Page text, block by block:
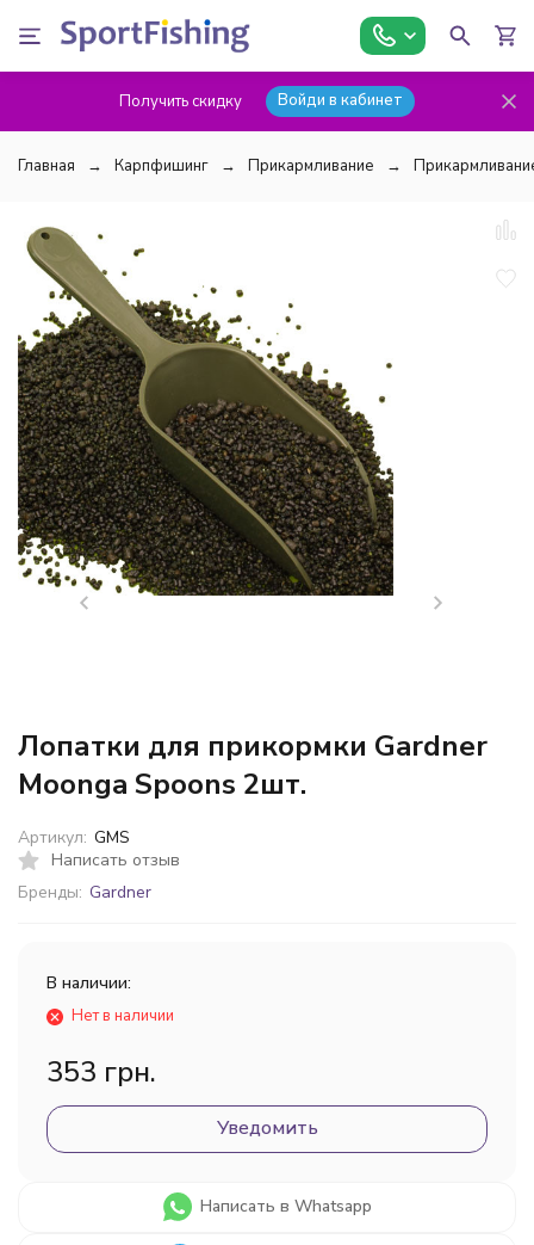
Получить скидку Войди в кабинет
Главная Карпфишинг Прикармливание
Лопатки для прикормки Gardner
Moonga Spoons 2шт.
Написать отзыв
Бренды: Gardner
Артикул: GMS
В наличии:
Нет в наличии
353 грн.
Уведомить
Написать в Whatsapp